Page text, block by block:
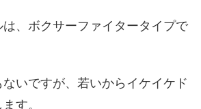
、ボクサーファイタータイプで
いですが、若いからイケイケド
す。